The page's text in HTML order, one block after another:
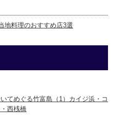
地料理のおすすめ店3選
いてめぐる竹富島（1）カイジ浜・コ
西桟橋